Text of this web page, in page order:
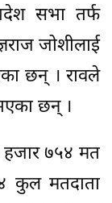
सभा तर्फ
जोशीलाई
छन् । रावले
छन् ।
७५४ मत
कुल मतदाता